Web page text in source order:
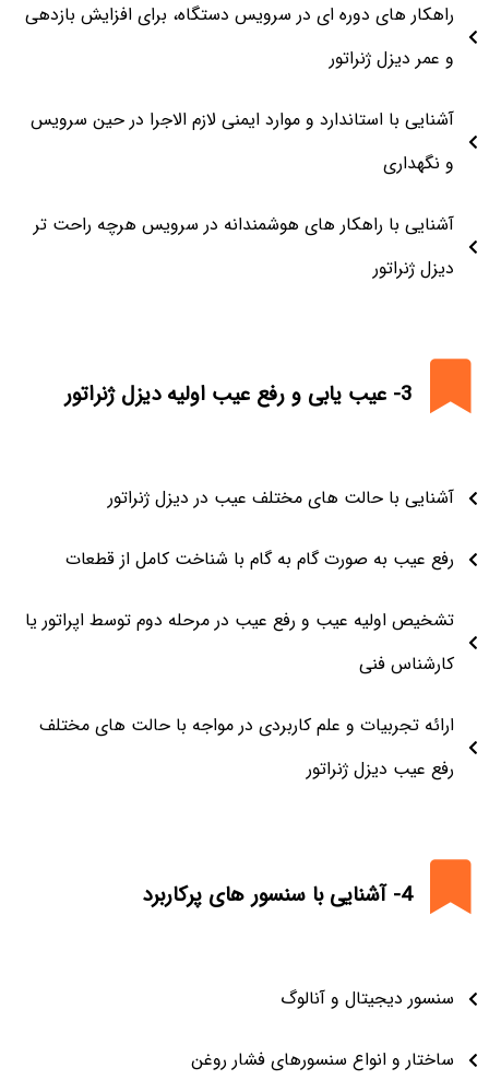
راهکار های دوره ای در سرویس دستگاه، برای افزایش بازدهی
و عمر دیزل ژنراتور
آشنایی با استاندارد و موارد ایمنی لازم الاجرا در حین سرویس
و نگهداری
آشنایی با راهکار های هوشمندانه در سرویس هرچه راحت تر
دیزل ژنراتور
3- عیب یابی و رفع عیب اولیه دیزل ژنراتور
آشنایی با حالت های مختلف عیب در دیزل ژنراتور
رفع عیب به صورت گام به گام با شناخت کامل از قطعات
تشخیص اولیه عیب و رفع عیب در مرحله دوم توسط اپراتور یا
کارشناس فنی
ارائه تجربیات و علم کاربردی در مواجه با حالت های مختلف
رفع عیب دیزل ژنراتور
4- آشنایی با سنسور های پرکاربرد
سنسور دیجیتال و آنالوگ
ساختار و انواع سنسورهای فشار روغن